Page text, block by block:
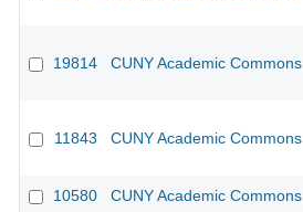
19814 CUNY Academic Commons
11843 CUNY Academic Commons
10580 CUNY Academic Commons